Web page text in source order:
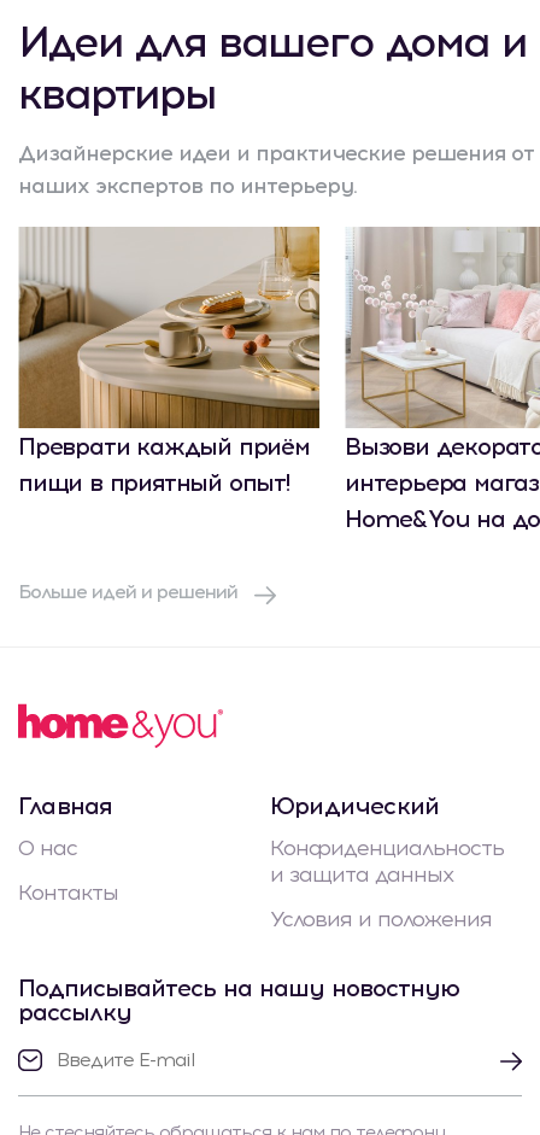
Идеи для вашего дома и
квартиры
Дизайнерские идеи и практические решения от
наших экспертов по интерьеру.
Преврати каждый приём
пищи в приятный опыт!
Вызови
интерьера
Home&You на
Больше идей и решений
Главная
О нас
Контакты
Юридический
Конфиденциальность
и защита данных
Условия и положения
Подписывайтесь на нашу новостную
рассылку